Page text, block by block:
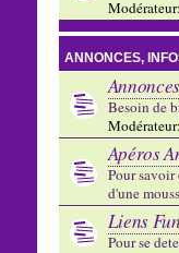
Modérateur:
ANNONCES,
Besoin de
Modérateur:
Apéros
Pour
d'une
Liens
Pour se